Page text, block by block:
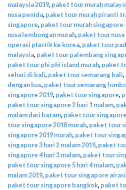
malaysia 2019, paket tour murah
nusa penida, paket tour murah piranti
singapore, paket tour murah
nusa lembongan murah, paket tour
operasi plastik ke korea, paket tour
malaysia, paket tour palembang
paket tour phi phi island murah, paket
sehari di bali, paket tour semarang bali,
dengan bus, paket tour semarang
singapore 2019, paket tour singapore,
paket tour singapore 2 hari 1 malam,
malam dari batam, paket tour
tour singapore 2018 murah, paket tour
singapore 2019 murah, paket tour
singapore 3 hari 2 malam 2019, paket
singapore 4 hari 3 malam, paket tour
paket tour singapore 5 hari 4 malam,
malam 2019, paket tour singapore
paket tour singapore bangkok, paket